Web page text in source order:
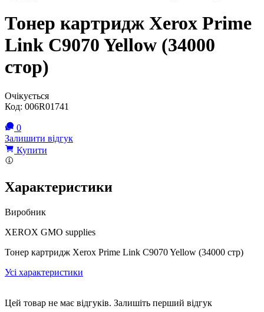
Тонер картридж Xerox Prime
Link C9070 Yellow (34000
стор)
Очікується
Код: 006R01741
0
Залишити відгук
Купити
Характеристики
Виробник
XEROX GMO supplies
Тонер картридж Xerox Prime Link C9070 Yellow (34000 стр)
Усі характеристики
Цей товар не має відгуків. Залишіть перший відгук